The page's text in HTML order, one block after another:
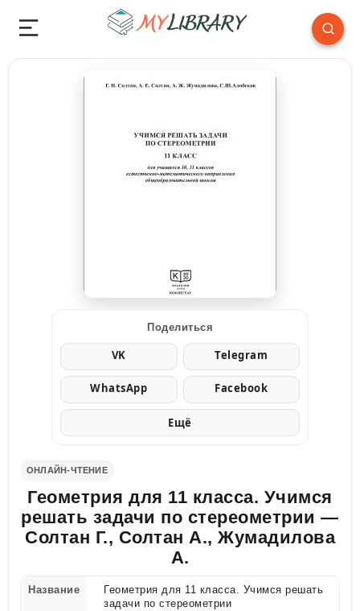
Поделиться
VK Telegram
WhatsApp Facebook
Ещё
ОНЛАЙН-ЧТЕНИЕ
Геометрия для 11 класса. Учимся
решать задачи по стереометрии —
Солтан Г., Солтан А., Жумадилова
А.
Название
Геометрия для 11 класса. Учимся решать
задачи по стереометрии